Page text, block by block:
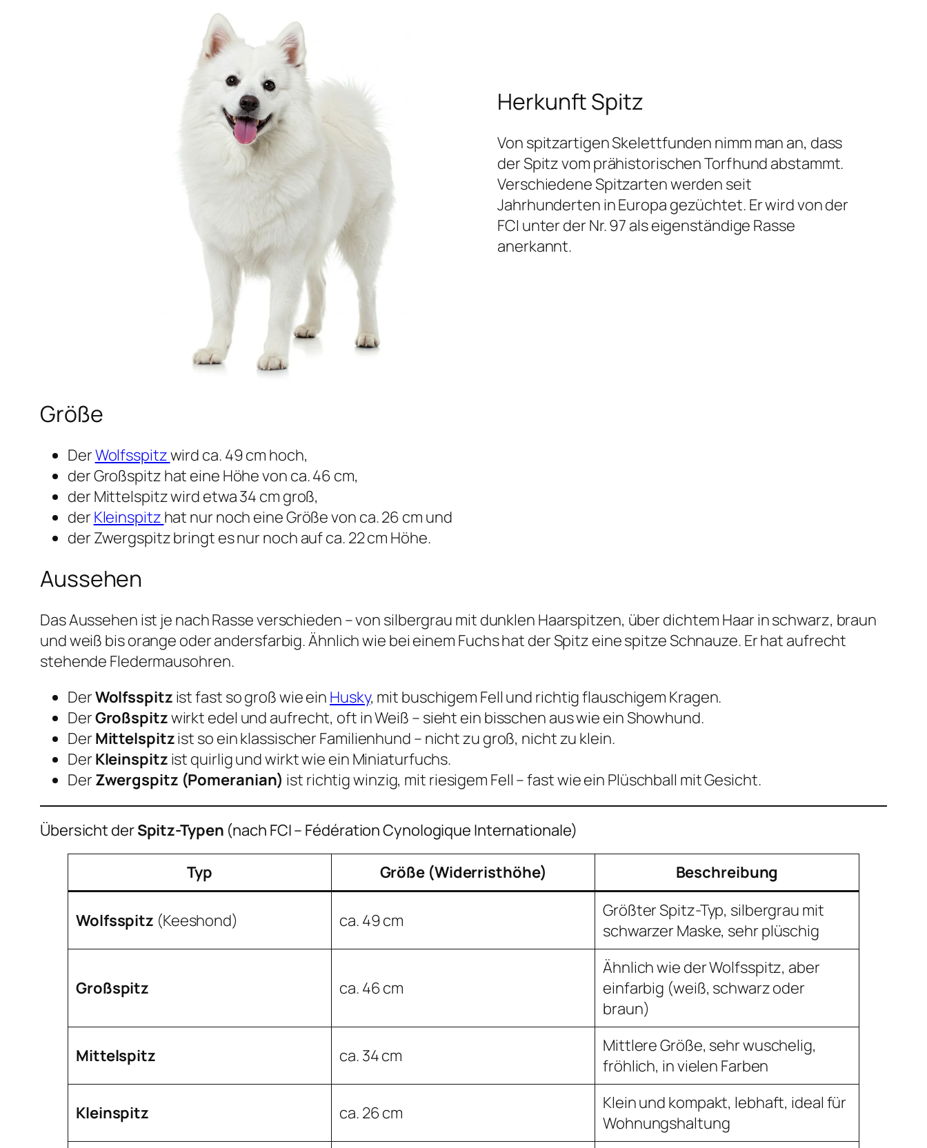
Herkunft Spitz
Von spitzartigen Skelettfunden nimm man an, dass
der Spitz vom prähistorischen Torfhund abstammt.
Verschiedene Spitzarten werden seit
Jahrhunderten in Europa gezüchtet. Er wird von der
FCI unter der Nr. 97 als eigenständige Rasse
anerkannt.
Größe
DerWolfsspitzwird ca. 49 cm hoch,
der Großspitz hat eine Höhe von ca. 46 cm,
der Mittelspitz wird etwa 34 cm groß,
der Kleinspitz hat nur noch eine Größe von ca. 26 cm und
der Zwergspitz bringt es nur noch auf ca. 22 cm Höhe.
Aussehen
Das Aussehen ist je nach Rasse verschieden – von silbergrau mit dunklen Haarspitzen, über dichtem Haar in schwarz, braun
und weiß bis orange oder andersfarbig. Ähnlich wie bei einem Fuchs hat der Spitz eine spitze Schnauze. Er hat aufrecht
stehende Fledermausohren.
DerWolfsspitz ist fast so groß wie ein Husky, mit buschigem Fell und richtig flauschigem Kragen.
DerGroßspitzwirkt edel und aufrecht, oft in Weiß – sieht ein bisschen aus wie ein Showhund.
Der Mittelspitzist so ein klassischer Familienhund – nicht zu groß, nicht zu klein.
Der Kleinspitz ist quirlig und wirkt wie ein Miniaturfuchs.
Der Zwergspitz (Pomeranian) ist richtig winzig, mit riesigem Fell – fast wie ein Plüschball mit Gesicht.
Übersicht derSpitz-Typen (nach FCI – Fédération Cynologique Internationale)
Typ Größe (Widerristhöhe) Beschreibung
Wolfsspitz (Keeshond) ca. 49 cm
Größter Spitz-Typ, silbergrau mit
schwarzer Maske, sehr plüschig
Großspitz ca. 46 cm
Ähnlich wie der Wolfsspitz, aber
einfarbig (weiß, schwarz oder
braun)
Mittelspitz ca. 34 cm
Mittlere Größe, sehr wuschelig,
fröhlich, in vielen Farben
Kleinspitz ca. 26 cm
Klein und kompakt, lebhaft, ideal für
Wohnungshaltung